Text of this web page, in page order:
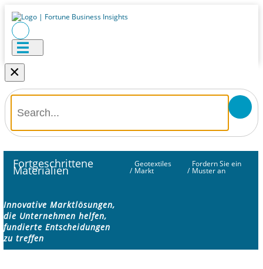
×
Fortgeschrittene
Materialien /
Geotextiles
Markt /
Fordern Sie ein
Muster an
Innovative Marktlösungen,
die Unternehmen helfen,
fundierte Entscheidungen
zu treffen